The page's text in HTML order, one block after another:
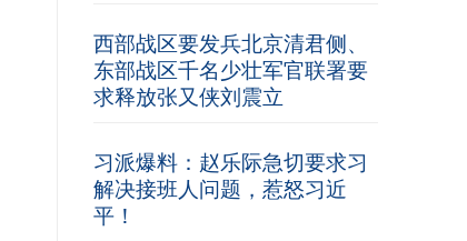
西部战区要发兵北京清君侧、
东部战区千名少壮军官联署要
求释放张又侠刘震立
习派爆料：赵乐际急切要求习
解决接班人问题，惹怒习近
平！